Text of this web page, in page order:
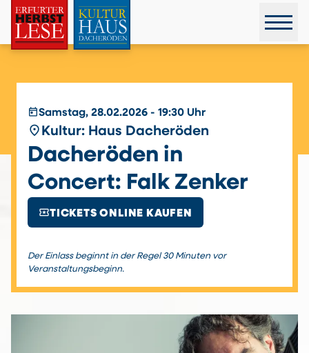
todaySamstag, 28.02.2026 - 19:30 Uhr
place Kultur: Haus Dacheröden
Dacheröden in
Concert: Falk Zenker
local_activityTICKETS ONLINE KAUFEN
Der Einlass beginnt in der Regel 30 Minuten vor
Veranstaltungsbeginn.